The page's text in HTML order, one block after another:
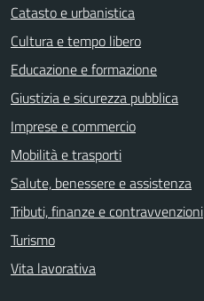
Catasto e urbanistica
Cultura e tempo libero
Educazione e formazione
Giustizia e sicurezza pubblica
Imprese e commercio
Mobilità e trasporti
Salute, benessere e assistenza
Tributi, finanze e contravvenzioni
Turismo
Vita lavorativa